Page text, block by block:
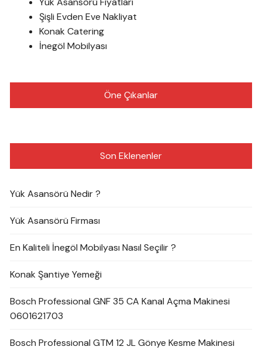
Şişli Evden Eve Nakliyat
Konak Catering
İnegöl Mobilyası
Öne Çıkanlar
Son Eklenenler
Yük Asansörü Nedir ?
Yük Asansörü Firması
En Kaliteli İnegöl Mobilyası Nasıl Seçilir ?
Konak Şantiye Yemeği
Bosch Professional GNF 35 CA Kanal Açma Makinesi
0601621703
Bosch Professional GTM 12 JL Gönye Kesme Makinesi